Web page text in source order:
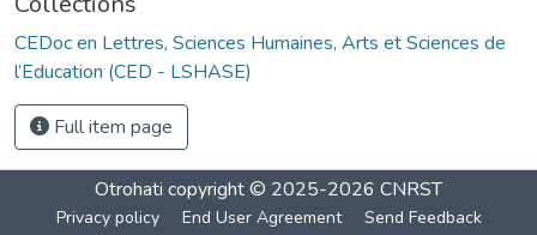
CEDoc en Lettres, Sciences Humaines, Arts et Sciences de
l’Education (CED - LSHASE)
Full item page
Otrohati copyright © 2025-2026 CNRST
Privacy policy End User Agreement Send Feedback